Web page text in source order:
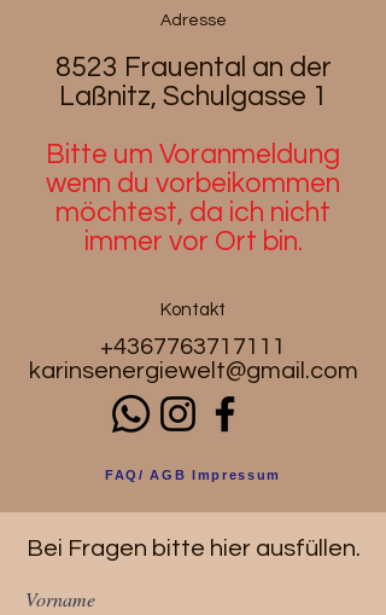
Adresse
8523 Frauental an der
Laßnitz, Schulgasse 1
Bitte um Voranmeldung
wenn du vorbeikommen
möchtest, da ich nicht
immer vor Ort bin.
Kontakt
+4367763717111
karinsenergiewelt@gmail.com
FAQ/ AGB Impressum
Bei Fragen bitte hier ausfüllen.
Vorname